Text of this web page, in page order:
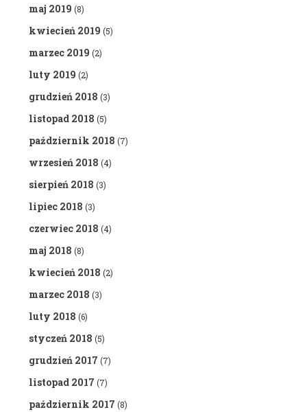
maj 2019 (8)
kwiecień 2019 (5)
marzec 2019 (2)
luty 2019 (2)
grudzień 2018 (3)
listopad 2018 (5)
październik 2018 (7)
wrzesień 2018 (4)
sierpień 2018 (3)
lipiec 2018 (3)
czerwiec 2018 (4)
maj 2018 (8)
kwiecień 2018 (2)
marzec 2018 (3)
luty 2018 (6)
styczeń 2018 (5)
grudzień 2017 (7)
listopad 2017 (7)
październik 2017 (8)